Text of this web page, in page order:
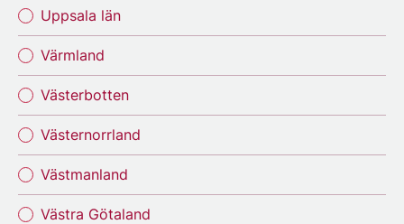
Uppsala län
Värmland
Västerbotten
Västernorrland
Västmanland
Västra Götaland